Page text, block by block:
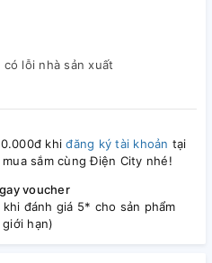
lỗi nhà sản xuất
khiđăng ký tài khoản tại
sắm cùng Điện City nhé!
voucher
đánh giá 5* cho sản phẩm
hạn)